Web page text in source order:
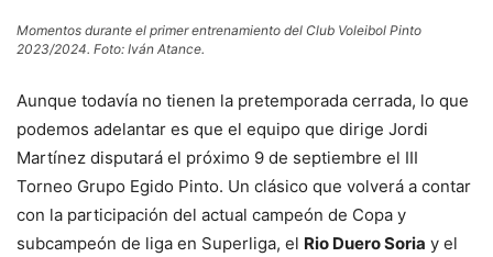
Momentos durante el primer entrenamiento del Club Voleibol Pinto
2023/2024. Foto: Iván Atance.
Aunque todavía no tienen la pretemporada cerrada, lo que
podemos adelantar es que el equipo que dirige Jordi
Martínez disputará el próximo 9 de septiembre el III
Torneo Grupo Egido Pinto. Un clásico que volverá a contar
con la participación del actual campeón de Copa y
subcampeón de liga en Superliga, el Rio Duero Soria y el